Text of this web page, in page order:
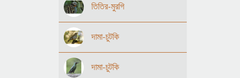
তিতির-মুরগি
দামা-চুটকি
দামা-চুটকি